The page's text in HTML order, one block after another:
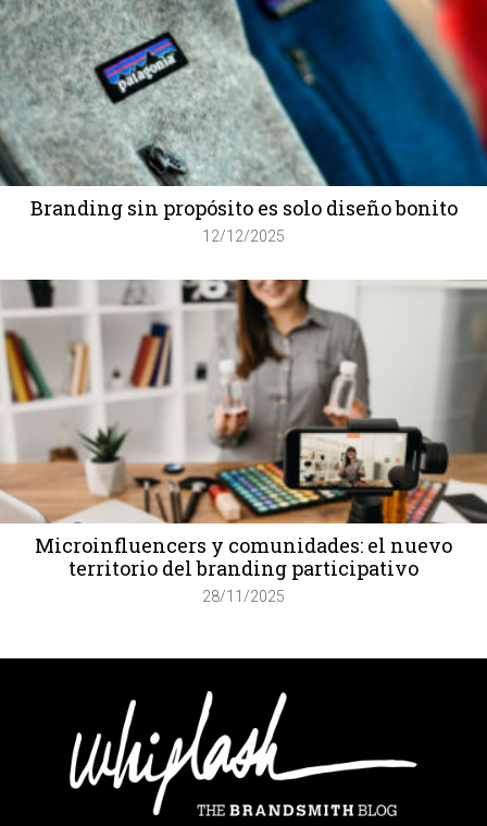
Branding sin propósito es solo diseño bonito
12/12/2025
Microinfluencers y comunidades: el nuevo
territorio del branding participativo
28/11/2025